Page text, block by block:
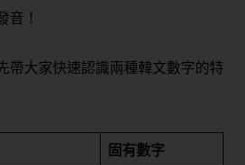
音！
帶大家快速認識兩種韓文數字的特
固有數字